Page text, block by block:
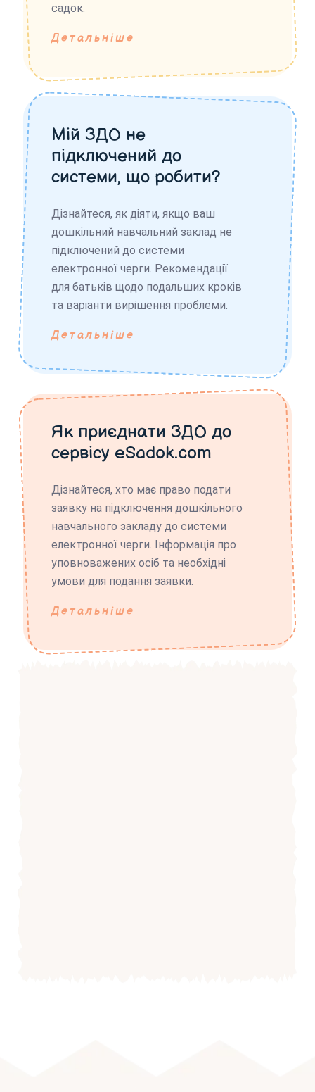
садок.
Детальніше
Мій ЗДО не
підключений до
системи, що робити?
Дізнайтеся, як діяти, якщо ваш
дошкільний навчальний заклад не
підключений до системи
електронної черги. Рекомендації
для батьків щодо подальших кроків
та варіанти вирішення проблеми.
Детальніше
Як приєднати ЗДО до
сервісу eSadok.com
Дізнайтеся, хто має право подати
заявку на підключення дошкільного
навчального закладу до системи
електронної черги. Інформація про
уповноважених осіб та необхідні
умови для подання заявки.
Детальніше